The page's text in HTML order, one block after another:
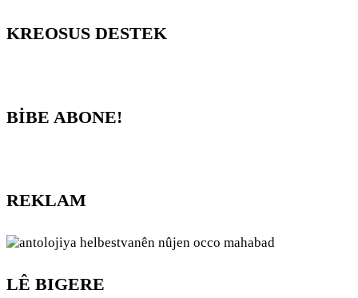
KREOSUS DESTEK
BİBE ABONE!
REKLAM
LÊ BIGERE